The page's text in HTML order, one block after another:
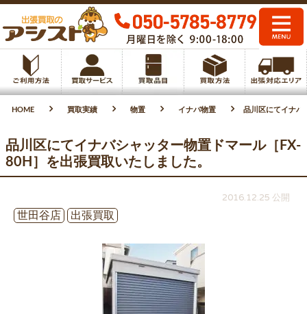
HOME 買取実績 物置 イナバ物置 品川区にてイナバ
品川区にてイナバシャッター物置ドマール［FX-
80H］を出張買取いたしました。
2016.12.25 公開
世田谷店
出張買取